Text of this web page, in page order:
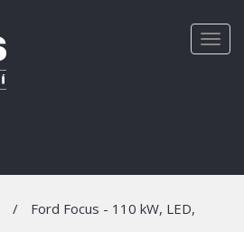
/ Ford Focus - 110 kW, LED,